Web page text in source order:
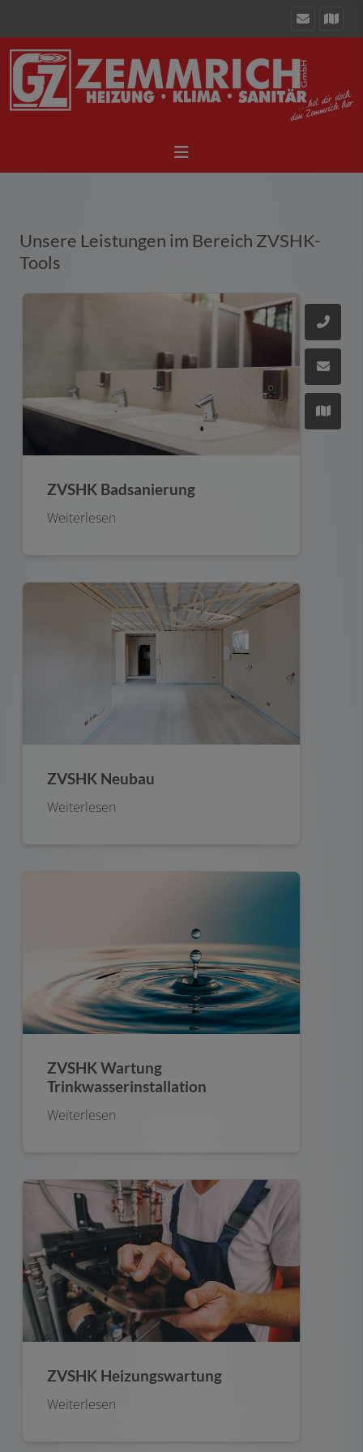
Unsere Leistungen im Bereich ZVSHK-
Tools
ZVSHK Badsanierung
Weiterlesen
ZVSHK Neubau
Weiterlesen
ZVSHK Wartung
Trinkwasserinstallation
Weiterlesen
ZVSHK Heizungswartung
Weiterlesen